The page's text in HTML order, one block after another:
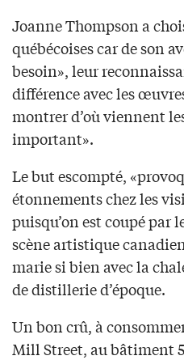
Joanne Thompson a
québécoises car de son
besoin», leur
différence avec les
montrer d’où viennent
important».
Le but escompté,
étonnements chez les
puisqu’on est coupé par
scène artistique
marie si bien avec la
de distillerie d’époque.
Un bon crû, à
Mill Street, au bâtiment